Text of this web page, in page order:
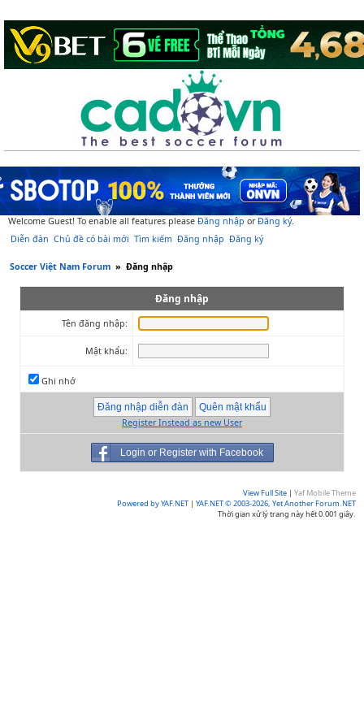
Welcome Guest! To enable all features please Đăng nhập orĐăng ký.
Diễn đàn Chủ đề có bài mới Tìm kiếm Đăng nhập Đăng ký
Soccer Việt Nam Forum » Đăng nhập
Đăng nhập
Tên đăng nhập:
Mật khẩu:
Ghi nhớ
Register Instead as new User
Login or Register with Facebook
View Full Site | Yaf Mobile Theme
Powered by YAF.NET | YAF.NET © 2003-2026, Yet Another Forum.NET
Thời gian xử lý trang này hết 0.001 giây.